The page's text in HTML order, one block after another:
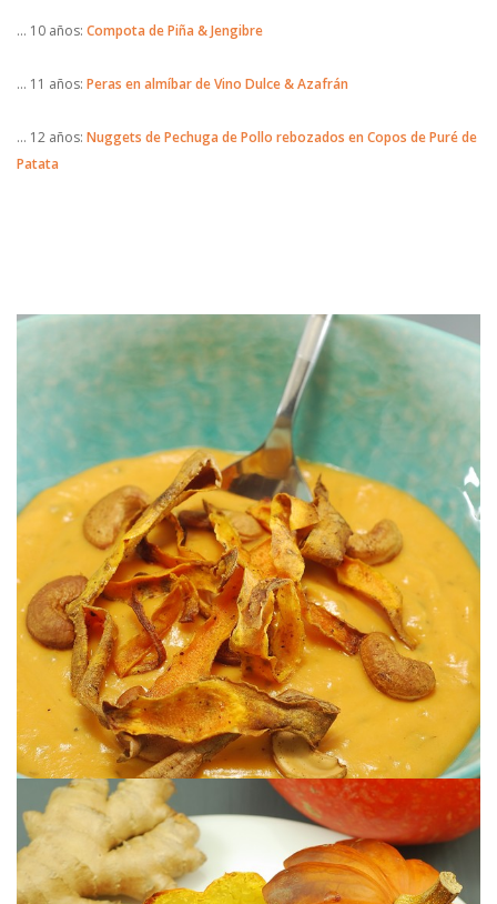
… 10 años: Compota de Piña & Jengibre
… 11 años: Peras en almíbar de Vino Dulce & Azafrán
… 12 años: Nuggets de Pechuga de Pollo rebozados en Copos de Puré de
Patata